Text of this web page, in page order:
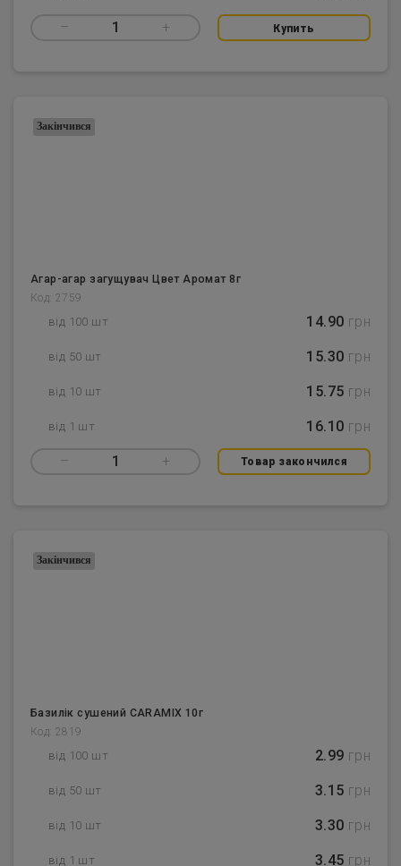
– 1 + Купить
Агар-агар загущувач Цвет Аромат 8г
Код: 2759
від 100 шт 14.90 грн
від 50 шт 15.30 грн
від 10 шт 15.75 грн
від 1 шт 16.10 грн
– 1 + Товар закончился
Закінчився
Базилік сушений CARAMIX 10г
Код: 2819
від 100 шт 2.99 грн
від 50 шт 3.15 грн
від 10 шт 3.30 грн
від 1 шт 3.45 грн
Закінчився